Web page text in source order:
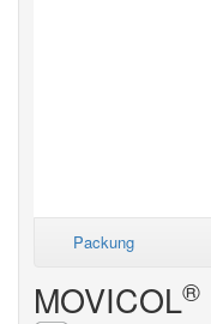
Packung
MOVICOL®